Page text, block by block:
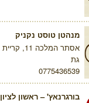
מנהטן טוסט נקניק
אסתר המלכה 11, קריית
גת
0775436539
בורגרנאץ' – ראשון לציון